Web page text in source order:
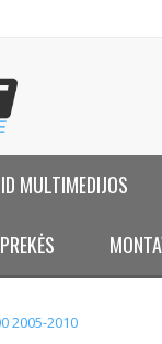
MULTIMEDIJOS
2005-2010